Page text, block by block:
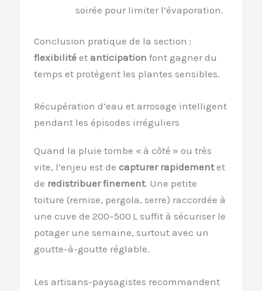
soirée pour limiter l’évaporation.
Conclusion pratique de la section :
flexibilité et anticipation font gagner du
temps et protègent les plantes sensibles.
Récupération d’eau et arrosage intelligent
pendant les épisodes irréguliers
Quand la pluie tombe « à côté » ou très
vite, l’enjeu est de capturer rapidementet
de redistribuer finement. Une petite
toiture (remise, pergola, serre) raccordée à
une cuve de 200–500 L suffit à sécuriser le
potager une semaine, surtout avec un
goutte-à-goutte réglable.
Les artisans-paysagistes recommandent